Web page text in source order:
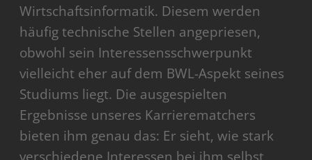
Wirtschaftsinformatik. Diesem werden
häufig technische Stellen angepriesen,
obwohl sein Interessensschwerpunkt
vielleicht eher auf dem BWL-Aspekt seines
Studiums liegt. Die ausgespielten
Ergebnisse unseres Karrierematchers
bieten ihm genau das: Er sieht, wie stark
verschiedene Interessen bei ihm selbst